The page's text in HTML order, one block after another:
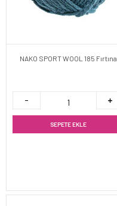
NAKO SPORT WOOL 185 Fırtına
SEPETE EKLE